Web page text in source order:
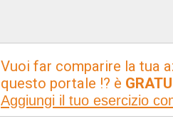
Vuoi far comparire la tua
questo portale !? è
Aggiungi il tuo esercizio